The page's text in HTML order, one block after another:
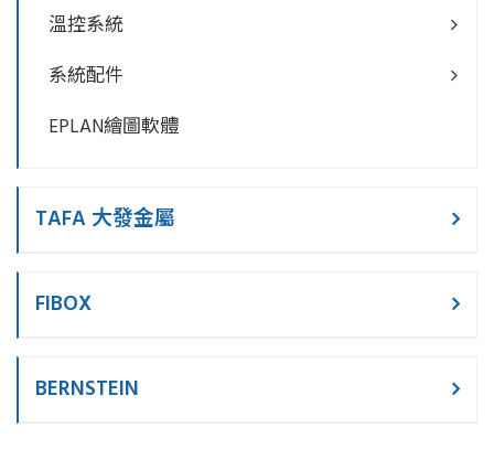
溫控系統
系統配件
EPLAN繪圖軟體
TAFA 大發金屬
FIBOX
BERNSTEIN